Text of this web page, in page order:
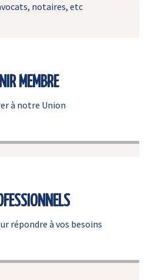
notaires, etc
MEMBRE
à notre Union
répondre à vos besoins